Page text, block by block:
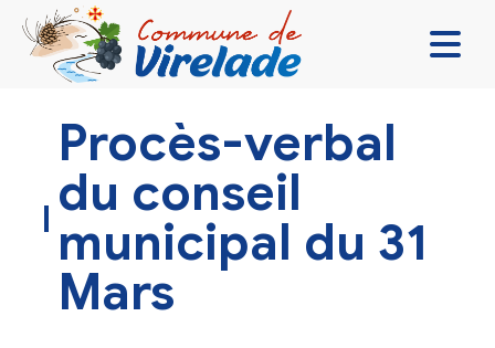
VIVRE ENSEMBLE
SE DIVERTIR
DÉCOUVRIR
Procès-verbal
du conseil
municipal du 31
Mars